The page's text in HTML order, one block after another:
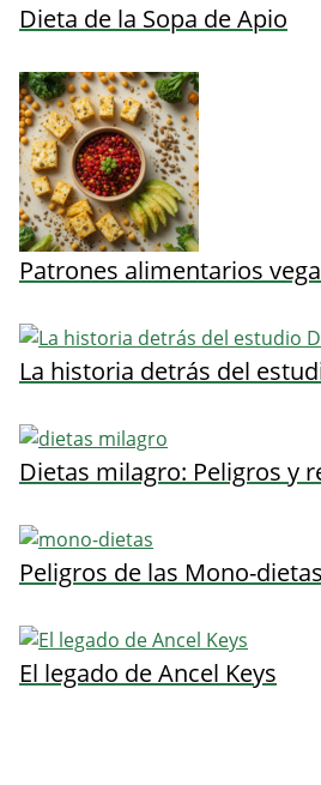
Dieta de la Sopa de Apio
Patrones alimentarios
La historia detrás del
Dietas milagro: Peligros y
Peligros de las Mono-dietas
El legado de Ancel Keys